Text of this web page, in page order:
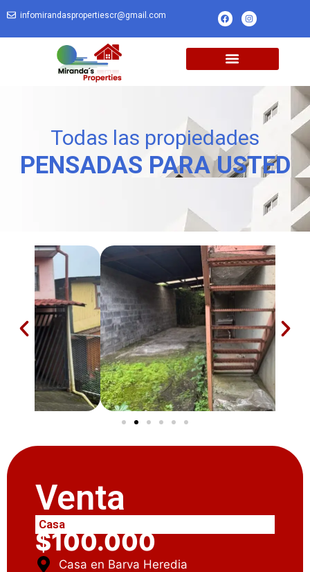
infomirandaspropertiescr@gmail.com
Todas las propiedades
PENSADAS PARA USTED
Venta
Casa
$100.000
Casa en Barva Heredia